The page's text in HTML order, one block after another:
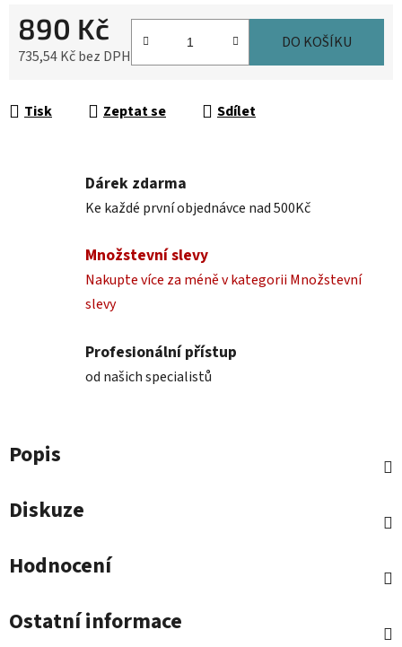
890 Kč
735,54 Kč bez DPH
DO KOŠÍKU
Tisk Zeptat se Sdílet
Dárek zdarma
Ke každé první objednávce nad 500Kč
Množstevní slevy
Nakupte více za méně v kategorii Množstevní
slevy
Profesionální přístup
od našich specialistů
Popis
Diskuze
Hodnocení
Ostatní informace